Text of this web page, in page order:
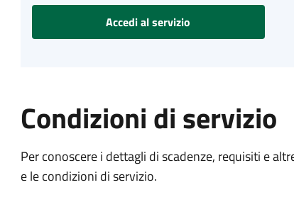
Accedi al servizio
Condizioni di servizio
Per conoscere i dettagli di scadenze, requisiti e
e le condizioni di servizio.